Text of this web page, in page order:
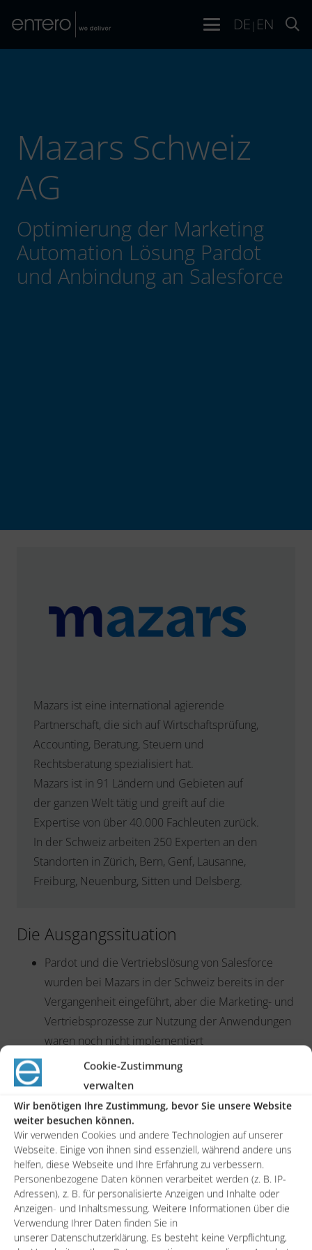
Cookie-Zustimmung
verwalten
Wir benötigen Ihre Zustimmung, bevor Sie unsere Website
weiter besuchen können.
Wir verwenden Cookies und andere Technologien auf unserer
Webseite. Einige von ihnen sind essenziell, während andere uns
helfen, diese Webseite und Ihre Erfahrung zu verbessern.
Personenbezogene Daten können verarbeitet werden (z. B. IP-
Adressen), z. B. für personalisierte Anzeigen und Inhalte oder
Anzeigen- und Inhaltsmessung. Weitere Informationen über die
Verwendung Ihrer Daten finden Sie in
unserer Datenschutzerklärung. Es besteht keine Verpflichtung,
DE | EN
Mazars Schweiz
AG
Optimierung der Marketing
Automation Lösung Pardot
und Anbindung an Salesforce
Mazars ist eine international agierende
Partnerschaft, die sich auf Wirtschaftsprüfung,
Accounting, Beratung, Steuern und
Rechtsberatung spezialisiert hat.
Mazars ist in 91 Ländern und Gebieten auf
der ganzen Welt tätig und greift auf die
Expertise von über 40.000 Fachleuten zurück.
In der Schweiz arbeiten 250 Experten an den
Standorten in Zürich, Bern, Genf, Lausanne,
Freiburg, Neuenburg, Sitten und Delsberg.
Die Ausgangssituation
Pardot und die Vertriebslösung von Salesforce
wurden bei Mazars in der Schweiz bereits in der
Vergangenheit eingeführt, aber die Marketing- und
Vertriebsprozesse zur Nutzung der Anwendungen
waren noch nicht implementiert
Marketing-Aktivitäten wurden weiterhin verbreitet
über Insel-Lösungen umgesetzt und die
Datenübergabe an die Sales Cloud erfolgte in
vielen Fällen händisch
Die Lösung
Bedarfsgerechtes Aufsetzen des Marketing
Automation Tools “Pardot” und Entwicklung der
notwendigen Inhalte (u.a. E-Mailing, Landing Pages,